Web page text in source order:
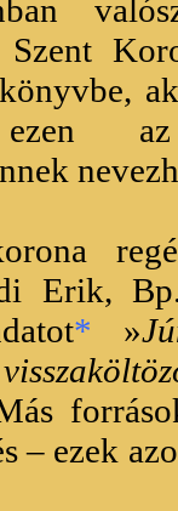
Szent
ezen
Erik,
* »
– ezek